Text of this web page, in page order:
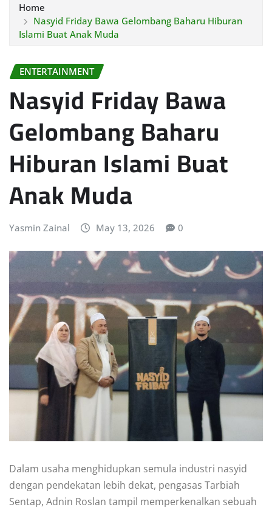
Home
Nasyid Friday Bawa Gelombang Baharu Hiburan
Islami Buat Anak Muda
ENTERTAINMENT
Nasyid Friday Bawa
Gelombang Baharu
Hiburan Islami Buat
Anak Muda
Yasmin Zainal May 13, 2026 0
Dalam usaha menghidupkan semula industri nasyid
dengan pendekatan lebih dekat, pengasas Tarbiah
Sentap, Adnin Roslan tampil memperkenalkan sebuah